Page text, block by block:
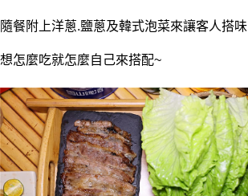
隨餐附上洋蔥.鹽蔥及韓式泡菜來讓客人搭味
想怎麼吃就怎麼自己來搭配~